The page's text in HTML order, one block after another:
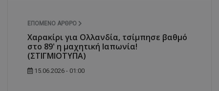
ΕΠΌΜΕΝΟ ΆΡΘΡΟ
Χαρακίρι για Ολλανδία, τσίμπησε βαθμό
στο 89' η μαχητική Ιαπωνία!
(ΣΤΙΓΜΙΟΤΥΠΑ)
15.06.2026 - 01:00